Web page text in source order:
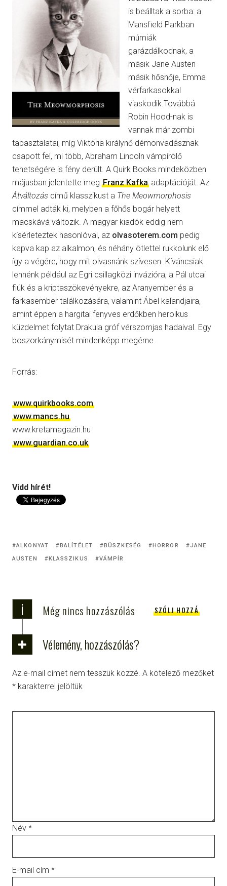
is beálltak a sorba: a
Mansfield Parkban
múmiák
garázdálkodnak, a
másik Jane Austen
másik hősnője, Emma
vérfarkasokkal
viaskodik.Továbbá
Robin Hood-nak is
vannak már zombi
tapasztalatai, míg Viktória királynő démonvadásznak
csapott fel, mi több, Abraham Lincoln vámpírölő
tehetségére is fény derült. A Quirk Books mindeközben
májusban jelentette meg Franz Kafka adaptációját. Az
Átváltozás című klasszikust a The Meowmorphosis
címmel adták ki, melyben a főhős bogár helyett
macskává változik. A magyar kiadók eddig nem
kísérleteztek hasonlóval, az olvasoterem.com pedig
kapva kap az alkalmon, és néhány ötlettel rukkolunk elő
így a végére, hogy mit olvasnánk szívesen. Kíváncsiak
lennénk például az Egri csillagközi invázióra, a Pál utcai
fiúk és a kriptaszökevényekre, az Aranyember és a
farkasember találkozására, valamint Ábel kalandjaira,
amint éppen a hargitai fenyves erdőkben heroikus
küzdelmet folytat Drakula gróf vérszomjas hadaival. Egy
boszorkánymisét mindenképp megérne.
Forrás:
www.quirkbooks.com
www.mancs.hu
www.kretamagazin.hu
www.guardian.co.uk
Vidd hírét!
ALKONYAT BALÍTÉLET BÜSZKESÉG HORROR
JANE
AUSTEN
KLASSZIKUS VÁMPÍR
i Még nincs hozzászólás SZÓLJ HOZZÁ
Vélemény, hozzászólás?
Az e-mail címet nem tesszük közzé. A kötelező mezőket
* karakterrel jelöltük
Név *
E-mail cím *